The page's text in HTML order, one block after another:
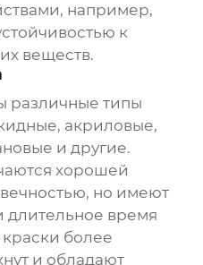
например,
к
веществ.
различные типы
акриловые,
и другие.
хорошей
но имеют
длительное время
более
и обладают